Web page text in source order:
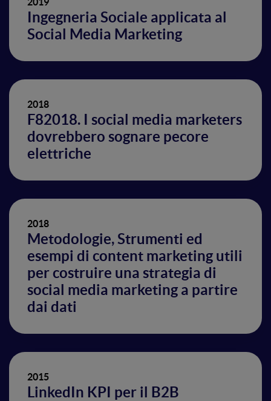
Ingegneria Sociale applicata al
Social Media Marketing
2018
F82018. I social media marketers
dovrebbero sognare pecore
elettriche
2018
Metodologie, Strumenti ed
esempi di content marketing utili
per costruire una strategia di
social media marketing a partire
dai dati
2015
LinkedIn KPI per il B2B